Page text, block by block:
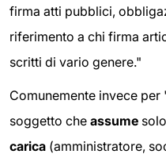
firma atti pubblici,
riferimento a chi firma
scritti di vario genere."
Comunemente invece
soggetto che assume solo
carica (amministratore,